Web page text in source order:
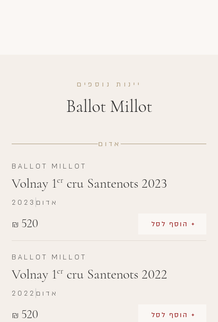
יינות נוספים
Ballot Millot
אדום
BALLOT MILLOT
Volnay 1er cru Santenots 2023
₪ 520 + הוסף לסל
2023 אדום
BALLOT MILLOT
Volnay 1er cru Santenots 2022
₪ 520 + הוסף לסל
2022 אדום